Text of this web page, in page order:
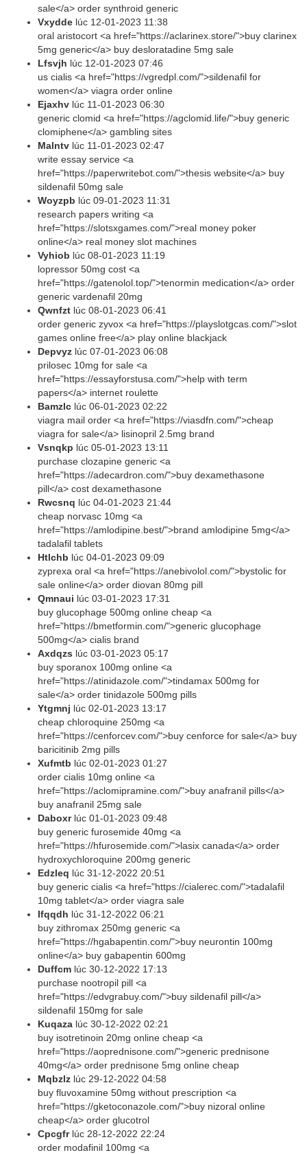
sale</a> order synthroid generic
Vxydde lúc 12-01-2023 11:38
oral aristocort <a href="https://aclarinex.store/">buy clarinex
5mg generic</a> buy desloratadine 5mg sale
Lfsvjh lúc 12-01-2023 07:46
us cialis <a href="https://vgredpl.com/">sildenafil for
women</a> viagra order online
Ejaxhv lúc 11-01-2023 06:30
generic clomid <a href="https://agclomid.life/">buy generic
clomiphene</a> gambling sites
Malntv lúc 11-01-2023 02:47
write essay service <a
href="https://paperwritebot.com/">thesis website</a> buy
sildenafil 50mg sale
Woyzpb lúc 09-01-2023 11:31
research papers writing <a
href="https://slotsxgames.com/">real money poker
online</a> real money slot machines
Vyhiob lúc 08-01-2023 11:19
lopressor 50mg cost <a
href="https://gatenolol.top/">tenormin medication</a> order
generic vardenafil 20mg
Qwnfzt lúc 08-01-2023 06:41
order generic zyvox <a href="https://playslotgcas.com/">slot
games online free</a> play online blackjack
Depvyz lúc 07-01-2023 06:08
prilosec 10mg for sale <a
href="https://essayforstusa.com/">help with term
papers</a> internet roulette
Bamzlc lúc 06-01-2023 02:22
viagra mail order <a href="https://viasdfn.com/">cheap
viagra for sale</a> lisinopril 2.5mg brand
Vsnqkp lúc 05-01-2023 13:11
purchase clozapine generic <a
href="https://adecardron.com/">buy dexamethasone
pill</a> cost dexamethasone
Rwcsnq lúc 04-01-2023 21:44
cheap norvasc 10mg <a
href="https://amlodipine.best/">brand amlodipine 5mg</a>
tadalafil tablets
Htlchb lúc 04-01-2023 09:09
zyprexa oral <a href="https://anebivolol.com/">bystolic for
sale online</a> order diovan 80mg pill
Qmnaui lúc 03-01-2023 17:31
buy glucophage 500mg online cheap <a
href="https://bmetformin.com/">generic glucophage
500mg</a> cialis brand
Axdqzs lúc 03-01-2023 05:17
buy sporanox 100mg online <a
href="https://atinidazole.com/">tindamax 500mg for
sale</a> order tinidazole 500mg pills
Ytgmnj lúc 02-01-2023 13:17
cheap chloroquine 250mg <a
href="https://cenforcev.com/">buy cenforce for sale</a> buy
baricitinib 2mg pills
Xufmtb lúc 02-01-2023 01:27
order cialis 10mg online <a
href="https://aclomipramine.com/">buy anafranil pills</a>
buy anafranil 25mg sale
Daboxrlúc 01-01-2023 09:48
buy generic furosemide 40mg <a
href="https://hfurosemide.com/">lasix canada</a> order
hydroxychloroquine 200mg generic
Edzleq lúc 31-12-2022 20:51
buy generic cialis <a href="https://cialerec.com/">tadalafil
10mg tablet</a> order viagra sale
Ifqqdh lúc 31-12-2022 06:21
buy zithromax 250mg generic <a
href="https://hgabapentin.com/">buy neurontin 100mg
online</a> buy gabapentin 600mg
Duffcm lúc 30-12-2022 17:13
purchase nootropil pill <a
href="https://edvgrabuy.com/">buy sildenafil pill</a>
sildenafil 150mg for sale
Kuqaza lúc 30-12-2022 02:21
buy isotretinoin 20mg online cheap <a
href="https://aoprednisone.com/">generic prednisone
40mg</a> order prednisone 5mg online cheap
Mqbzlz lúc 29-12-2022 04:58
buy fluvoxamine 50mg without prescription <a
href="https://gketoconazole.com/">buy nizoral online
cheap</a> order glucotrol
Cpcgfrlúc 28-12-2022 22:24
order modafinil 100mg <a